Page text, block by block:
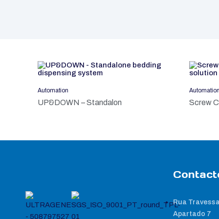
Automation
UP&DOWN – Standalon
Automation
Screw
Rua
Apartado 7